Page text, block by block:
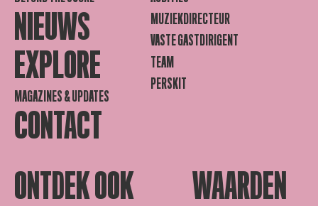
NIEUWS
EXPLORE
MAGAZINES & UPDATES
CONTACT
MUZIEKDIRECTEUR
VASTE GASTDIRIGENT
TEAM
PERSKIT
ONTDEK OOK WAARDEN